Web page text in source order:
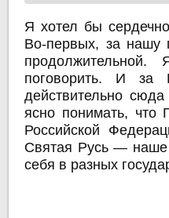
Я хотел бы
Во-первых, за нашу
поговорить. И за
действительно
ясно понимать, что
Российской
Святая Русь — наше
себя в разных